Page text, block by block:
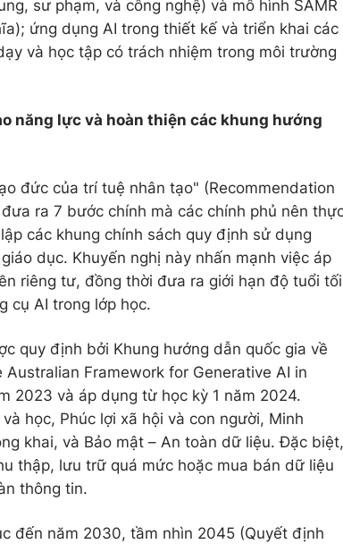
sư phạm, và công nghệ) và mô hình SAMR
ứng dụng AI trong thiết kế và triển khai các
và học tập có trách nhiệm trong môi trường
năng lực và hoàn thiện các khung hướng
đức của trí tuệ nhân tạo" (Recommendation
ra 7 bước chính mà các chính phủ nên
các khung chính sách quy định sử dụng
dục. Khuyến nghị này nhấn mạnh việc áp
riêng tư, đồng thời đưa ra giới hạn độ tuổi tối
cụ AI trong lớp học.
quy định bởi Khung hướng dẫn quốc gia về
Framework for Generative AI in
2023 và áp dụng từ học kỳ 1 năm 2024.
học, Phúc lợi xã hội và con người, Minh
khai, và Bảo mật – An toàn dữ liệu. Đặc biệt,
thập, lưu trữ quá mức hoặc mua bán dữ liệu
thông tin.
đến năm 2030, tầm nhìn 2045 (Quyết định